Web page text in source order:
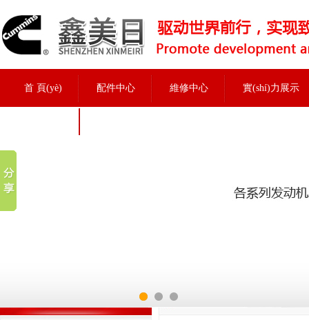
首 頁(yè) 配件中心 維修中心 實(shí)力展示